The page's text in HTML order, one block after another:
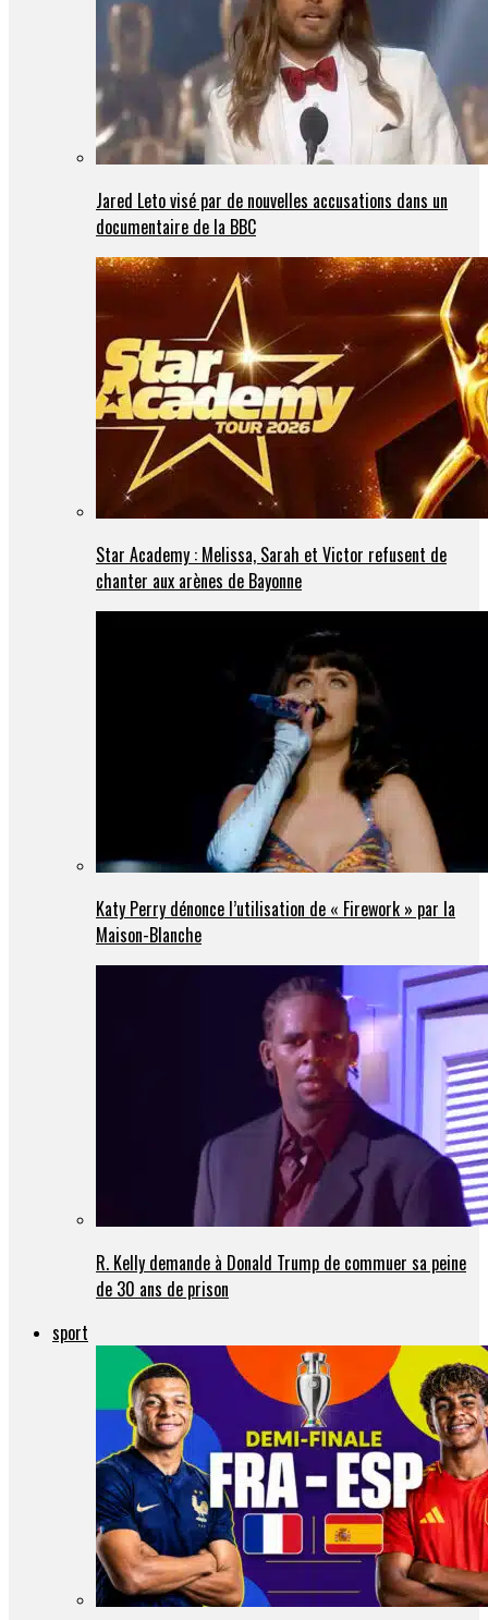
Jared Leto visé par de nouvelles accusations dans un
documentaire de la BBC
Star Academy : Melissa, Sarah et Victor refusent de
chanter aux arènes de Bayonne
Katy Perry dénonce l’utilisation de « Firework » par la
Maison-Blanche
R. Kelly demande à Donald Trump de commuer sa peine
de 30 ans de prison
sport